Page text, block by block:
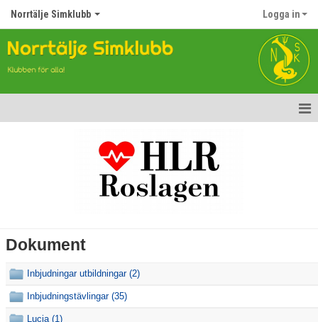
Norrtälje Simklubb Logga in
Funktionärer
Dokument
Inbjudningar utbildningar (2)
Inbjudningstävlingar (35)
Lucia (1)